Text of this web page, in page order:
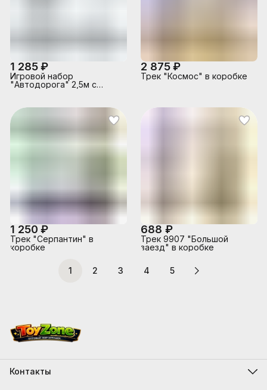
1 285 ₽
Игровой набор
"Автодорога" 2,5м с
2 875 ₽
Трек "Космос" в коробке
1 250 ₽
Трек "Серпантин" в
коробке
688 ₽
Трек 9907 "Большой
заезд" в коробке
1 2 3 4 5
Контакты